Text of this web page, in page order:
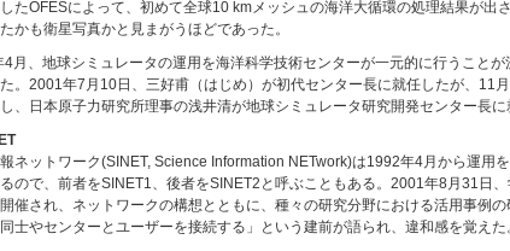
たOFESによって、初めて全球10 kmメッシュの海洋大循環の処理結果が
かも衛星写真かと見まがうほどであった。
月、地球シミュレータの運用を海洋科学技術センターが一元的に行うこと
。2001年7月10日、三好甫（はじめ）が初代センター長に就任したが、11
、日本原子力研究所理事の浅井清が地球シミュレータ研究開発センター長に
ネットワーク(SINET, Science Information NETwork)は1992年4月から運
ので、前者をSINET1、後者をSINET2と呼ぶこともある。2001年8月31日
催され、ネットワークの構想とともに、種々の研究分野における活用事例
士やセンターとユーザーを接続する」という建前が語られ、違和感を覚えた